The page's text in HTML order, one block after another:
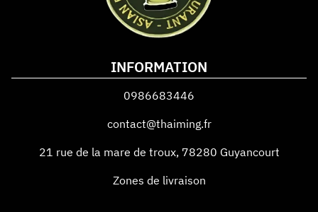
INFORMATION
0986683446
contact@thaiming.fr
21 rue de la mare de troux, 78280 Guyancourt
Zones de livraison